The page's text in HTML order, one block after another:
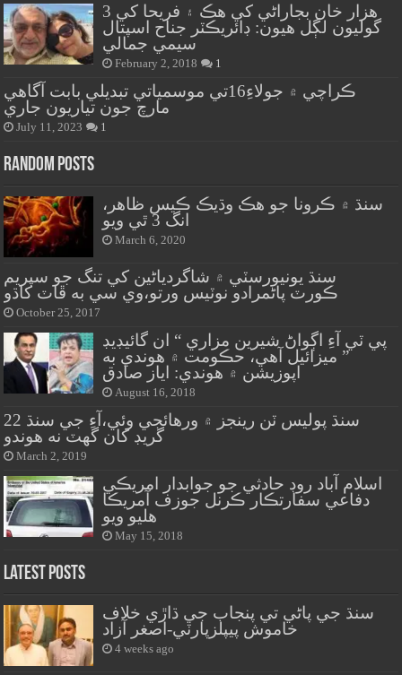
هزار خان بجاراڻي کي هڪ ۽ فريحا کي 3
گوليون لڳل هيون: ڊائريڪٽر جناح اسپتال
سيمي جمالي
February 2, 2018 1
ڪراچي ۾ جولاءِ16تي موسمياتي تبديلي بابت آگاهي
مارچ جون تياريون جاري
July 11, 2023 1
Random Posts
سنڌ ۾ ڪرونا جو هڪ وڌيڪ ڪيس ظاهر،
انگ 3 ٿي ويو
March 6, 2020
سنڌ يونيورسٽي ۾ شاگردياڻين کي تنگ جو سپريم
ڪورٽ پاڻمرادو نوٽيس ورتو،وي سي به ڦاٽ کاڌو
October 25, 2017
پي ٽي آءِ اڳواڻ شيرين مزاري “ ان گائيڊيڊ
” ميزائيل آهي، حڪومت ۾ هوندي به
اپوزيشن ۾ هوندي: اياز صادق
August 16, 2018
سنڌ پوليس ٽن رينجز ۾ ورهائجي وئي،آءِ جي سنڌ 22
گريڊ کان گهٽ نه هوندو
March 2, 2019
اسلام آباد روڊ حادثي جو جوابدار امريڪي
دفاعي سفارتڪار ڪرنل جوزف آمريڪا
هليو ويو
May 15, 2018
Latest Posts
سنڌ جي پاڻي تي پنجاب جي ڌاڙي خلاف
خاموش پيپلزپارٽي-اصغر آزاد
4 weeks ago